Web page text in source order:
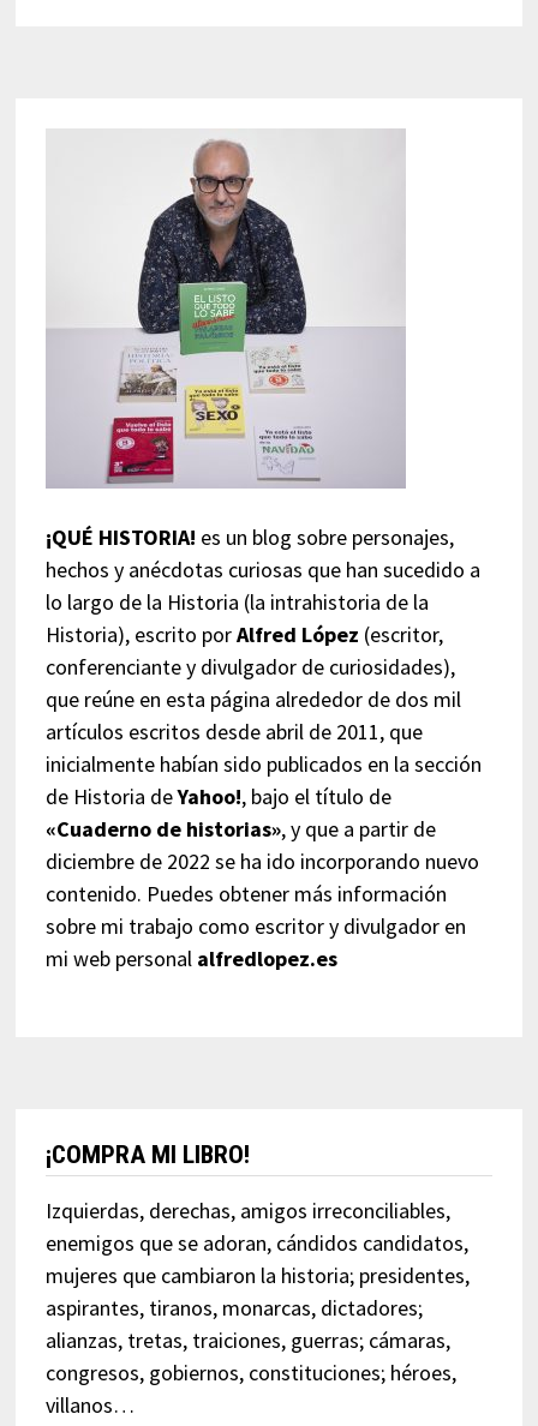
¡QUÉ HISTORIA! es un blog sobre personajes,
hechos y anécdotas curiosas que han sucedido a
lo largo de la Historia (la intrahistoria de la
Historia), escrito porAlfred López (escritor,
conferenciante y divulgador de curiosidades),
que reúne en esta página alrededor de dos mil
artículos escritos desde abril de 2011, que
inicialmente habían sido publicados en la sección
de Historia deYahoo!, bajo el título de
«Cuaderno de historias», y que a partir de
diciembre de 2022 se ha ido incorporando nuevo
contenido. Puedes obtener más información
sobre mi trabajo como escritor y divulgador en
mi web personal alfredlopez.es
¡COMPRA MI LIBRO!
Izquierdas, derechas, amigos irreconciliables,
enemigos que se adoran, cándidos candidatos,
mujeres que cambiaron la historia; presidentes,
aspirantes, tiranos, monarcas, dictadores;
alianzas, tretas, traiciones, guerras; cámaras,
congresos, gobiernos, constituciones; héroes,
villanos…